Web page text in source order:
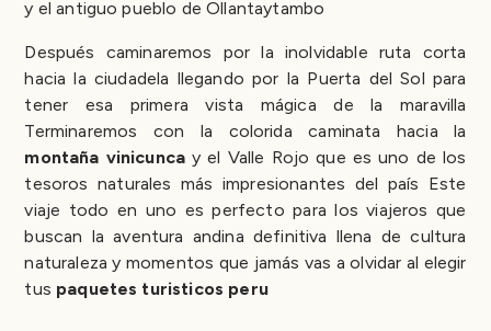
y el antiguo pueblo de Ollantaytambo
Después caminaremos por la inolvidable ruta corta
hacia la ciudadela llegando por la Puerta del Sol para
tener esa primera vista mágica de la maravilla
Terminaremos con la colorida caminata hacia la
montaña vinicunca y el Valle Rojo que es uno de los
tesoros naturales más impresionantes del país Este
viaje todo en uno es perfecto para los viajeros que
buscan la aventura andina definitiva llena de cultura
naturaleza y momentos que jamás vas a olvidar al elegir
tus paquetes turisticos peru